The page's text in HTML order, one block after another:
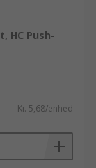
HC Push-
Kr. 5,68/enhed